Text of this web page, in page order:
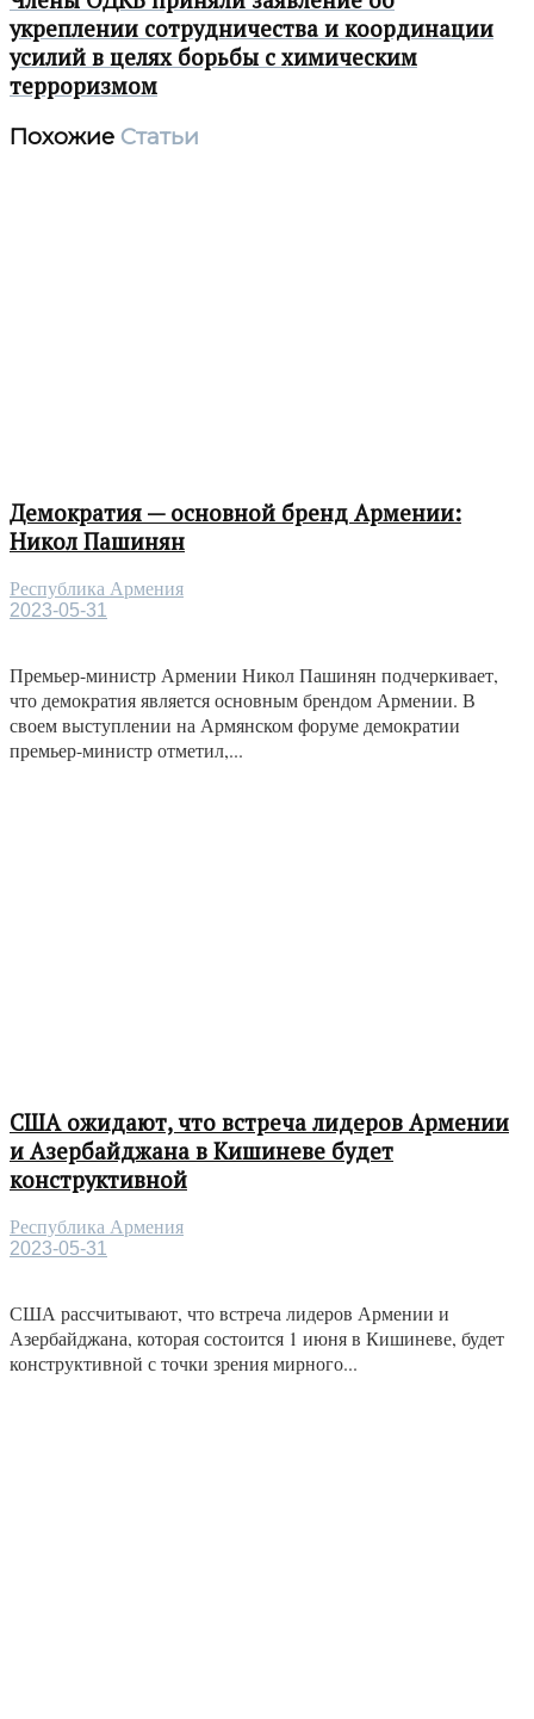
укреплении сотрудничества и координации
усилий в целях борьбы с химическим
терроризмом
Похожие Статьи
Демократия — основной бренд Армении:
Никол Пашинян
Республика Армения
2023-05-31
Премьер-министр Армении Никол Пашинян подчеркивает,
что демократия является основным брендом Армении. В
своем выступлении на Армянском форуме демократии
премьер-министр отметил,...
США ожидают, что встреча лидеров Армении
и Азербайджана в Кишиневе будет
конструктивной
Республика Армения
2023-05-31
США рассчитывают, что встреча лидеров Армении и
Азербайджана, которая состоится 1 июня в Кишиневе, будет
конструктивной с точки зрения мирного...